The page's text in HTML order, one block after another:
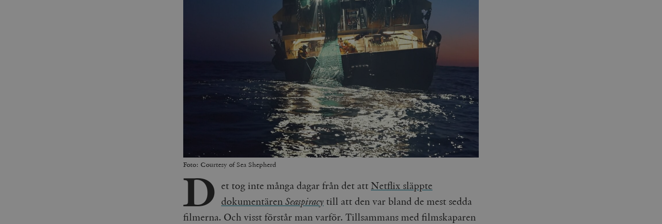
Foto: Courtesy of Sea Shepherd
D et tog inte många dagar från det attNetflix släppte
dokumentärenSeaspiracy till att den var bland de mest sedda
filmerna. Och visst förstår man varför. Tillsammans med filmskaparen